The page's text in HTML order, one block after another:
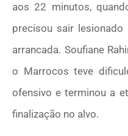
aos 22 minutos,
precisou sair
arrancada. Soufiane
o Marrocos teve
ofensivo e terminou a
finalização no alvo.